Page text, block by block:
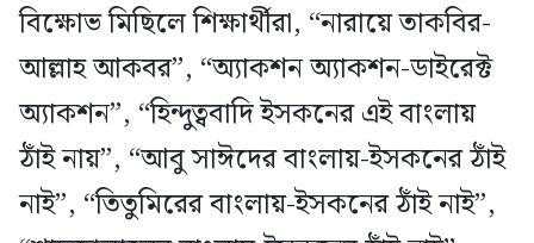
বিক্ষোভ মিছিলে শিক্ষার্থীরা, “নারায়ে তাকবির-
আল্লাহ আকবর”, “অ্যাকশন অ্যাকশন-ডাইরেক্ট
অ্যাকশন”, “হিন্দুত্ববাদি ইসকনের এই বাংলায়
ঠাঁই নায়”, “আবু সাঈদের বাংলায়-ইসকনের ঠাঁই
নাই”, “তিতুমিরের বাংলায়-ইসকনের ঠাঁই নাই”,